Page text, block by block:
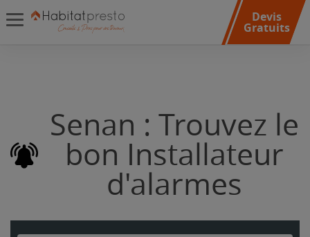
Devis
Gratuits
Senan : Trouvez le
bon Installateur
d'alarmes